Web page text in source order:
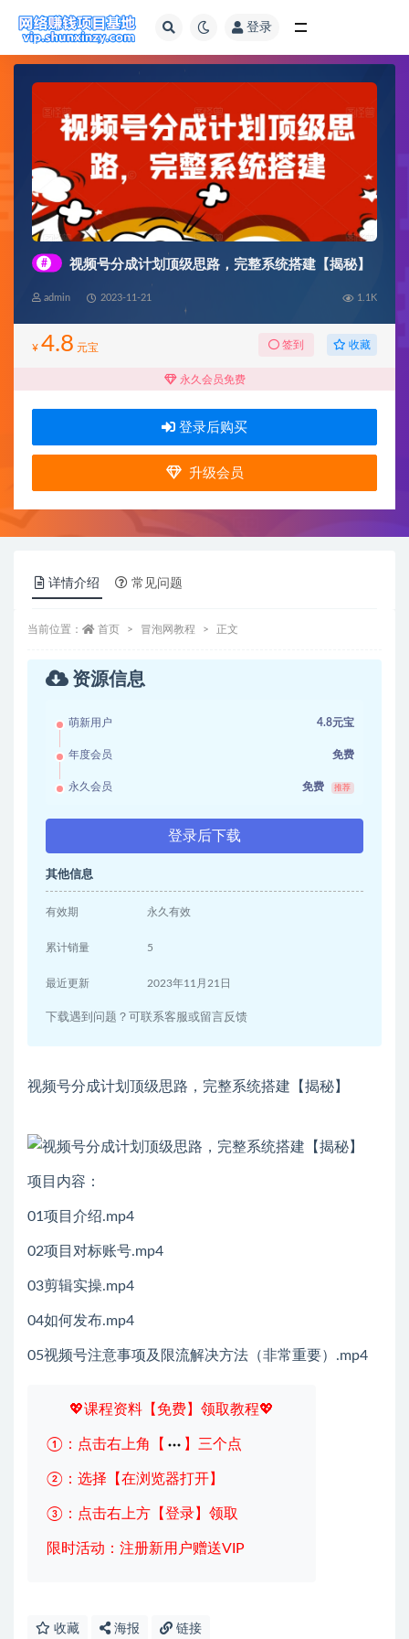
登录
# 视频号分成计划顶级思路，完整系统搭建【揭秘】
admin 2023-11-21 1.1K
¥ 4.8 元宝 签到 收藏
永久会员免费
登录后购买
升级会员
详情介绍 常见问题
当前位置： 首页 冒泡网教程 正文
资源信息
萌新用户 4.8元宝
年度会员 免费
永久会员 免费 推荐
登录后下载
其他信息
有效期 永久有效
累计销量 5
最近更新 2023年11月21日
下载遇到问题？可联系客服或留言反馈
视频号分成计划顶级思路，完整系统搭建【揭秘】
项目内容：
01项目介绍.mp4
02项目对标账号.mp4
03剪辑实操.mp4
04如何发布.mp4
05视频号注意事项及限流解决方法（非常重要）.mp4
💖课程资料【免费】领取教程💖
①：点击右上角【 】三个点
②：选择【在浏览器打开】
③：点击右上方【登录】领取
限时活动：注册新用户赠送VIP
收藏 海报 链接